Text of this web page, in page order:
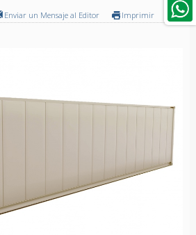
Enviar un Mensaje al Editor Imprimir